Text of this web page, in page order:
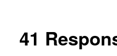
41